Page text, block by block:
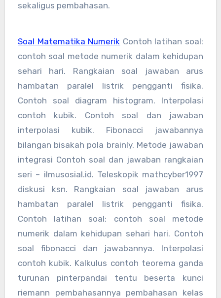
sekaligus pembahasan.
Soal Matematika Numerik Contoh latihan soal:
contoh soal metode numerik dalam kehidupan
sehari hari. Rangkaian soal jawaban arus
hambatan paralel listrik pengganti fisika.
Contoh soal diagram histogram. Interpolasi
contoh kubik. Contoh soal dan jawaban
interpolasi kubik. Fibonacci jawabannya
bilangan bisakah pola brainly. Metode jawaban
integrasi Contoh soal dan jawaban rangkaian
seri – ilmusosial.id. Teleskopik mathcyber1997
diskusi ksn. Rangkaian soal jawaban arus
hambatan paralel listrik pengganti fisika.
Contoh latihan soal: contoh soal metode
numerik dalam kehidupan sehari hari. Contoh
soal fibonacci dan jawabannya. Interpolasi
contoh kubik. Kalkulus contoh teorema ganda
turunan pinterpandai tentu beserta kunci
riemann pembahasannya pembahasan kelas